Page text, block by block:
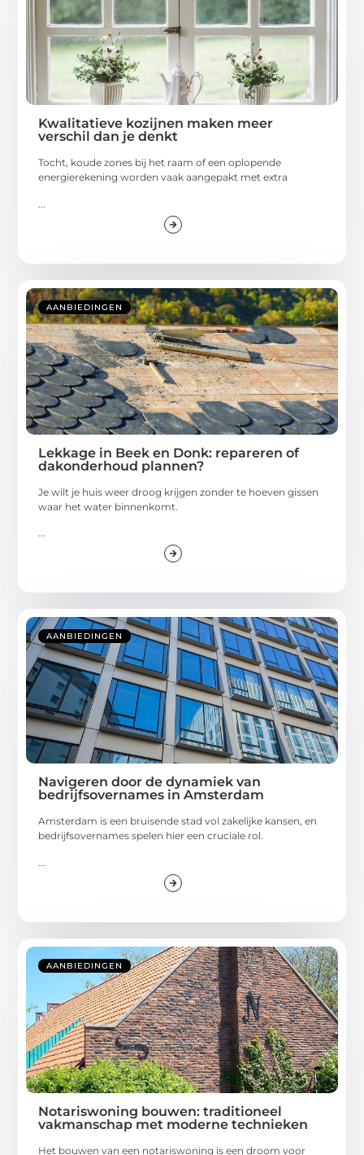
Kwalitatieve kozijnen maken meer
verschil dan je denkt
Tocht, koude zones bij het raam of een oplopende
energierekening worden vaak aangepakt met extra
AANBIEDINGEN
Lekkage in Beek en Donk: repareren of
dakonderhoud plannen?
Je wilt je huis weer droog krijgen zonder te hoeven gissen
waar het water binnenkomt.
...
AANBIEDINGEN
Navigeren door de dynamiek van
bedrijfsovernames in Amsterdam
Amsterdam is een bruisende stad vol zakelijke kansen, en
bedrijfsovernames spelen hier een cruciale rol.
AANBIEDINGEN
Notariswoning bouwen: traditioneel
vakmanschap met moderne technieken
Het bouwen van een notariswoning is een droom voor